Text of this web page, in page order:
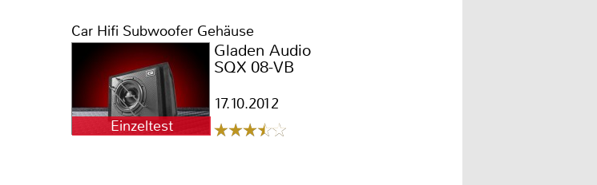
Car Hifi Subwoofer Gehäuse
Einzeltest
Gladen Audio
SQX 08-VB
17.10.2012